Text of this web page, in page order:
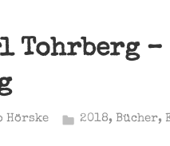
Tohrberg
Hörske 2018, Bücher,